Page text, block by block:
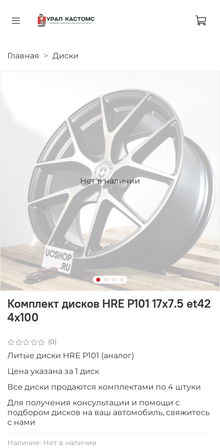
Главная Диски
Нет в наличии
(0)
Наличие: Нет в наличии
Комплект дисков HRE P101 17x7.5 et42
4x100
Литые диски HRE P101 (аналог)
Цена указана за 1 диск
Все диски продаются комплектами по 4 штуки
Для получения консультации и помощи с
подбором дисков на ваш автомобиль, свяжитесь
с нами